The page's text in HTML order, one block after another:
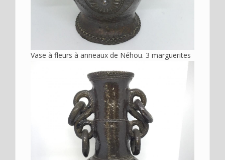
Vase à fleurs à anneaux de Néhou. 3 marguerites